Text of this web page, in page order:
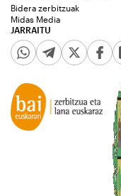
JARRAITU
Bidera zerbitzuak
Midas Media